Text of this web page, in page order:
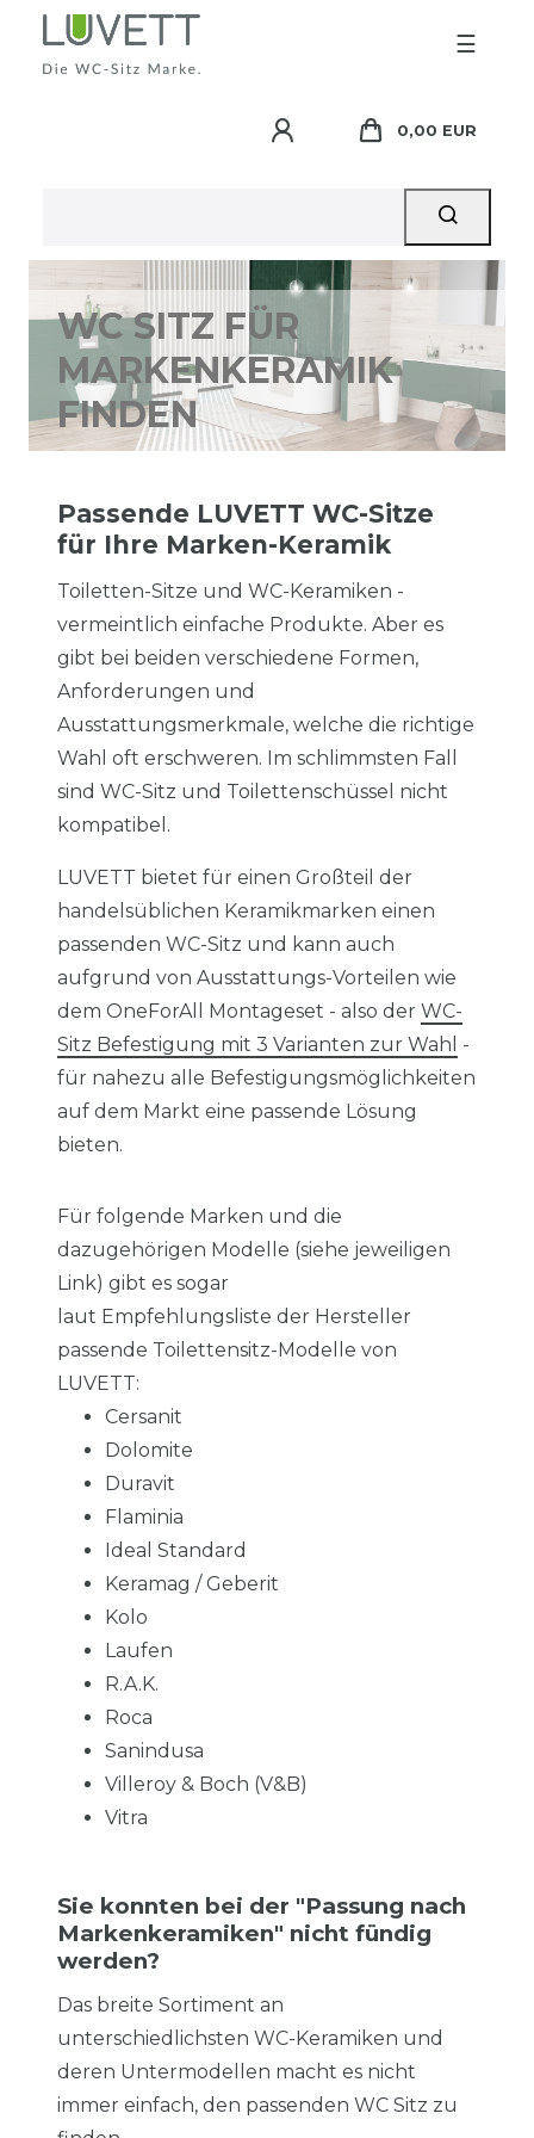
☰
0,00 EUR
WC SITZ FÜR
MARKENKERAMIK
FINDEN
Passende LUVETT WC-Sitze
für Ihre Marken-Keramik
Toiletten-Sitze und WC-Keramiken -
vermeintlich einfache Produkte. Aber es
gibt bei beiden verschiedene Formen,
Anforderungen und
Ausstattungsmerkmale, welche die richtige
Wahl oft erschweren. Im schlimmsten Fall
sind WC-Sitz und Toilettenschüssel nicht
kompatibel.
LUVETT bietet für einen Großteil der
handelsüblichen Keramikmarken einen
passenden WC-Sitz und kann auch
aufgrund von Ausstattungs-Vorteilen wie
dem OneForAll Montageset - also der WC-
Sitz Befestigung mit 3 Varianten zur Wahl -
für nahezu alle Befestigungsmöglichkeiten
auf dem Markt eine passende Lösung
bieten.
Für folgende Marken und die
dazugehörigen Modelle (siehe jeweiligen
Link) gibt es sogar
laut Empfehlungsliste der Hersteller
passende Toilettensitz-Modelle von
LUVETT:
Cersanit
Dolomite
Duravit
Flaminia
Ideal Standard
Keramag / Geberit
Kolo
Laufen
R.A.K.
Roca
Sanindusa
Villeroy & Boch (V&B)
Vitra
Sie konnten bei der "Passung nach
Markenkeramiken" nicht fündig
werden?
Das breite Sortiment an
unterschiedlichsten WC-Keramiken und
deren Untermodellen macht es nicht
immer einfach, den passenden WC Sitz zu